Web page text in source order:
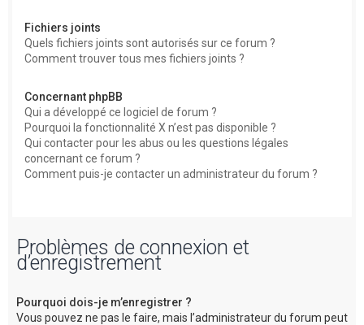
Fichiers joints
Quels fichiers joints sont autorisés sur ce forum ?
Comment trouver tous mes fichiers joints ?
Concernant phpBB
Qui a développé ce logiciel de forum ?
Pourquoi la fonctionnalité X n’est pas disponible ?
Qui contacter pour les abus ou les questions légales
concernant ce forum ?
Comment puis-je contacter un administrateur du forum ?
Problèmes de connexion et
d’enregistrement
Pourquoi dois-je m’enregistrer ?
Vous pouvez ne pas le faire, mais l’administrateur du forum peut